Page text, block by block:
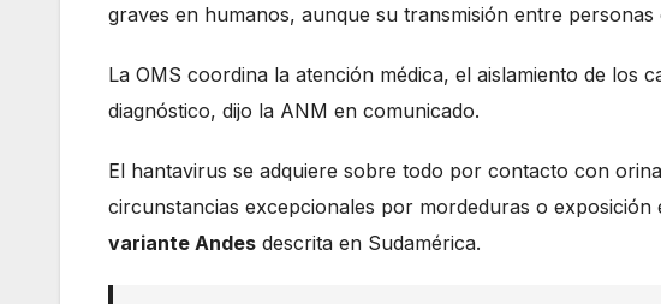
graves en humanos, aunque su transmisión entre personas
La OMS coordina la atención médica, el aislamiento de los
diagnóstico, dijo la ANM en comunicado.
El hantavirus se adquiere sobre todo por contacto con
circunstancias excepcionales por mordeduras o
variante Andes descrita en Sudamérica.